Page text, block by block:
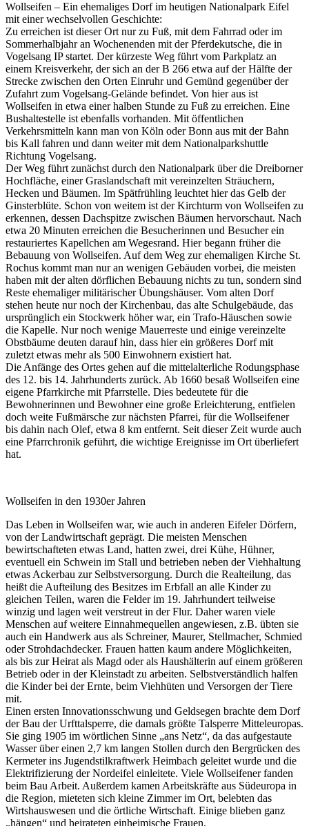
Wollseifen – Ein ehemaliges Dorf im heutigen Nationalpark Eifel
mit einer wechselvollen Geschichte:
Zu erreichen ist dieser Ort nur zu Fuß, mit dem Fahrrad oder im
Sommerhalbjahr an Wochenenden mit der Pferdekutsche, die in
Vogelsang IP startet. Der kürzeste Weg führt vom Parkplatz an
einem Kreisverkehr, der sich an der B 266 etwa auf der Hälfte der
Strecke zwischen den Orten Einruhr und Gemünd gegenüber der
Zufahrt zum Vogelsang-Gelände befindet. Von hier aus ist
Wollseifen in etwa einer halben Stunde zu Fuß zu erreichen. Eine
Bushaltestelle ist ebenfalls vorhanden. Mit öffentlichen
Verkehrsmitteln kann man von Köln oder Bonn aus mit der Bahn
bis Kall fahren und dann weiter mit dem Nationalparkshuttle
Richtung Vogelsang.
Der Weg führt zunächst durch den Nationalpark über die Dreiborner
Hochfläche, einer Graslandschaft mit vereinzelten Sträuchern,
Hecken und Bäumen. Im Spätfrühling leuchtet hier das Gelb der
Ginsterblüte. Schon von weitem ist der Kirchturm von Wollseifen zu
erkennen, dessen Dachspitze zwischen Bäumen hervorschaut. Nach
etwa 20 Minuten erreichen die Besucherinnen und Besucher ein
restauriertes Kapellchen am Wegesrand. Hier begann früher die
Bebauung von Wollseifen. Auf dem Weg zur ehemaligen Kirche St.
Rochus kommt man nur an wenigen Gebäuden vorbei, die meisten
haben mit der alten dörflichen Bebauung nichts zu tun, sondern sind
Reste ehemaliger militärischer Übungshäuser. Vom alten Dorf
stehen heute nur noch der Kirchenbau, das alte Schulgebäude, das
ursprünglich ein Stockwerk höher war, ein Trafo-Häuschen sowie
die Kapelle. Nur noch wenige Mauerreste und einige vereinzelte
Obstbäume deuten darauf hin, dass hier ein größeres Dorf mit
zuletzt etwas mehr als 500 Einwohnern existiert hat.
Die Anfänge des Ortes gehen auf die mittelalterliche Rodungsphase
des 12. bis 14. Jahrhunderts zurück. Ab 1660 besaß Wollseifen eine
eigene Pfarrkirche mit Pfarrstelle. Dies bedeutete für die
Bewohnerinnen und Bewohner eine große Erleichterung, entfielen
doch weite Fußmärsche zur nächsten Pfarrei, für die Wollseifener
bis dahin nach Olef, etwa 8 km entfernt. Seit dieser Zeit wurde auch
eine Pfarrchronik geführt, die wichtige Ereignisse im Ort überliefert
hat.
Wollseifen in den 1930er Jahren
Das Leben in Wollseifen war, wie auch in anderen Eifeler Dörfern,
von der Landwirtschaft geprägt. Die meisten Menschen
bewirtschafteten etwas Land, hatten zwei, drei Kühe, Hühner,
eventuell ein Schwein im Stall und betrieben neben der Viehhaltung
etwas Ackerbau zur Selbstversorgung. Durch die Realteilung, das
heißt die Aufteilung des Besitzes im Erbfall an alle Kinder zu
gleichen Teilen, waren die Felder im 19. Jahrhundert teilweise
winzig und lagen weit verstreut in der Flur. Daher waren viele
Menschen auf weitere Einnahmequellen angewiesen, z.B. übten sie
auch ein Handwerk aus als Schreiner, Maurer, Stellmacher, Schmied
oder Strohdachdecker. Frauen hatten kaum andere Möglichkeiten,
als bis zur Heirat als Magd oder als Haushälterin auf einem größeren
Betrieb oder in der Kleinstadt zu arbeiten. Selbstverständlich halfen
die Kinder bei der Ernte, beim Viehhüten und Versorgen der Tiere
mit.
Einen ersten Innovationsschwung und Geldsegen brachte dem Dorf
der Bau der Urfttalsperre, die damals größte Talsperre Mitteleuropas.
Sie ging 1905 im wörtlichen Sinne „ans Netz“, da das aufgestaute
Wasser über einen 2,7 km langen Stollen durch den Bergrücken des
Kermeter ins Jugendstilkraftwerk Heimbach geleitet wurde und die
Elektrifizierung der Nordeifel einleitete. Viele Wollseifener fanden
beim Bau Arbeit. Außerdem kamen Arbeitskräfte aus Südeuropa in
die Region, mieteten sich kleine Zimmer im Ort, belebten das
Wirtshauswesen und die örtliche Wirtschaft. Einige blieben ganz
„hängen“ und heirateten einheimische Frauen.